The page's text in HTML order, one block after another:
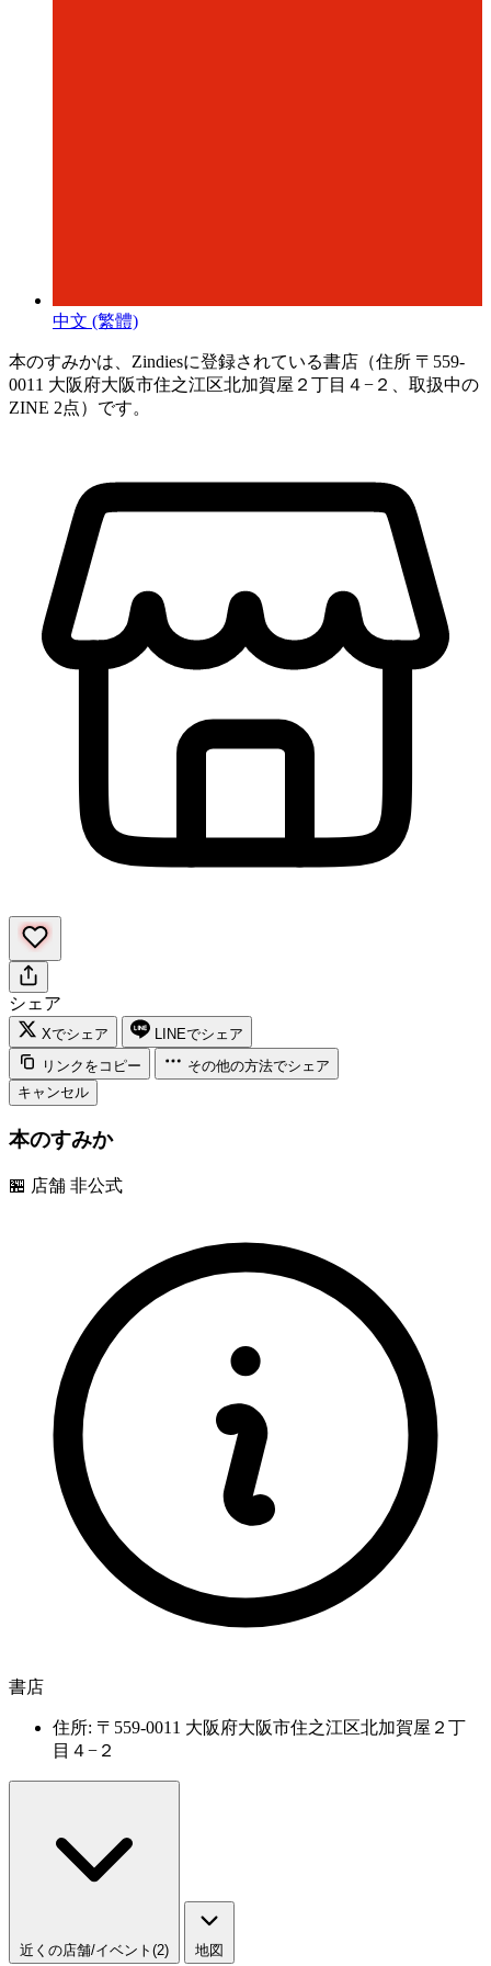
中文 (繁體)
本のすみかは、Zindiesに登録されている書店（住所 〒559-
0011 大阪府大阪市住之江区北加賀屋２丁目４−２、取扱中の
ZINE 2点）です。
シェア
Xでシェア
LINEでシェア
リンクをコピー
その他の方法でシェア
キャンセル
本のすみか
🏪 店舗 非公式
書店
住所: 〒559-0011 大阪府大阪市住之江区北加賀屋２丁
目４−２
近くの店舗/イベント(2) 地図